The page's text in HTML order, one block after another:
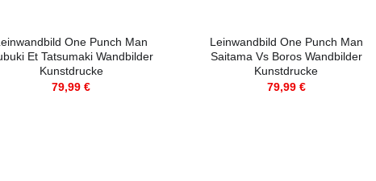
One Punch Man
Et Tatsumaki Wandbilder
Kunstdrucke
79,99€
Leinwandbild One Punch Man
Saitama Vs Boros Wandbilder
Kunstdrucke
79,99 €